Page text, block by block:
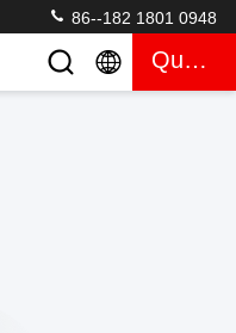
86--182 1801 0948
Quote